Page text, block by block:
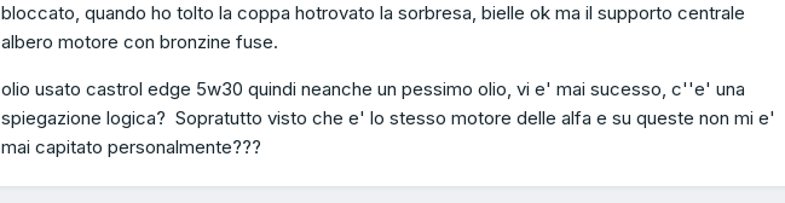
bloccato, quando ho tolto la coppa hotrovato la sorbresa, bielle ok ma il supporto centrale
albero motore con bronzine fuse.
olio usato castrol edge 5w30 quindi neanche un pessimo olio, vi e' mai sucesso, c''e' una
spiegazione logica? Sopratutto visto che e' lo stesso motore delle alfa e su queste non mi e'
mai capitato personalmente???